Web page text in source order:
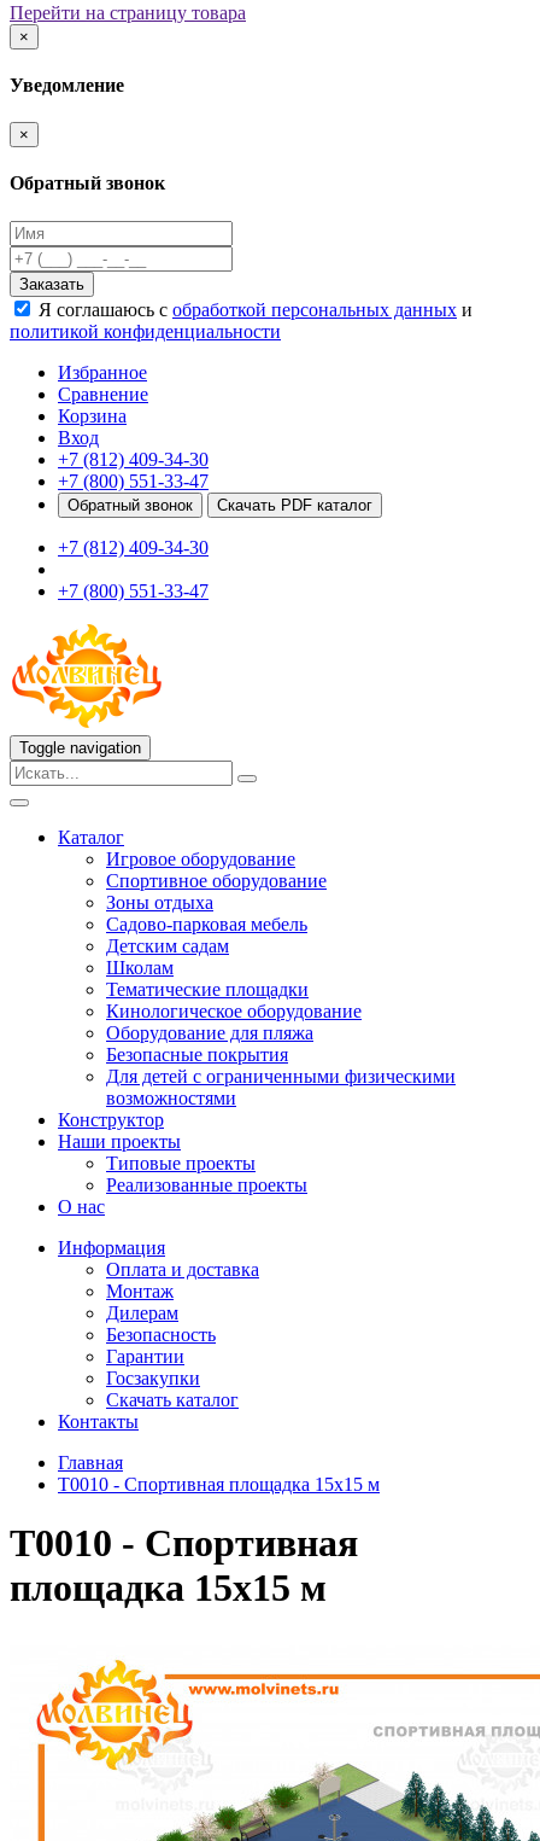
Игровые элементы
Качалки на пружине
Домики-беседки
Развивающие игровые элементы
ПДД для детей
Безопасные покрытия
Спортивные комплексы от 3 до 7 лет
Входные арки
Информационные стойки
Ограждения
Для детей с ограниченными возможностями
Школам
Игровые комплексы от 5 до 12 лет
Спортивные элементы
Тренажеры
Теннисные столы
Спортивные ворота
Спортивные стойки
Оборудование для ГТО
Информационные стойки
Ограждения
Безопасные покрытия
Игровые комплексы от 5 до 12 лет
Горки
Игровые элементы
Качели балансирные
Качалки на пружине
Качели
Песочницы
Песочные городки
Детские столики и скамьи
Домики-беседки
Теневые навесы и сцены
Развивающие игровые элементы
ПДД для детей
Спортивное оборудование
Кинологическое оборудование
Оборудование для пляжа
Для детей с ограниченными физическими
возможностями
Перейти на страницу товара
×
Уведомление
×
Обратный звонок
Заказать
Я соглашаюсь с обработкой персональных данных и
политикой конфиденциальности
Избранное
Сравнение
Корзина
Вход
+7 (812) 409-34-30
+7 (800) 551-33-47
Обратный звонок Скачать PDF каталог
+7 (812) 409-34-30
+7 (800) 551-33-47
Toggle navigation
Каталог
Игровое оборудование
Спортивное оборудование
Зоны отдыха
Садово-парковая мебель
Детским садам
Школам
Тематические площадки
Кинологическое оборудование
Оборудование для пляжа
Безопасные покрытия
Для детей с ограниченными физическими
возможностями
Конструктор
Наши проекты
Типовые проекты
Реализованные проекты
О нас
Информация
Оплата и доставка
Монтаж
Дилерам
Безопасность
Гарантии
Госзакупки
Скачать каталог
Контакты
Главная
T0010 - Спортивная площадка 15х15 м
T0010 - Спортивная
площадка 15х15 м